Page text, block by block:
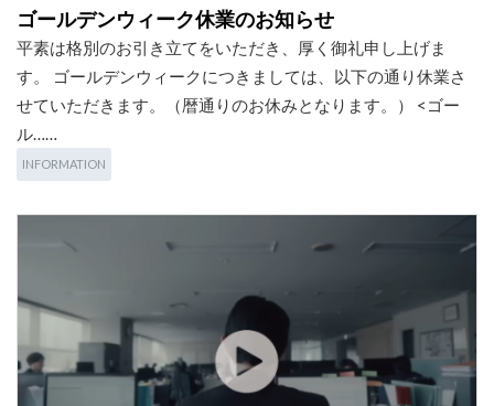
ゴールデンウィーク休業のお知らせ
平素は格別のお引き立てをいただき、厚く御礼申し上げま
す。 ゴールデンウィークにつきましては、以下の通り休業さ
せていただきます。（暦通りのお休みとなります。） <ゴー
ル……
INFORMATION